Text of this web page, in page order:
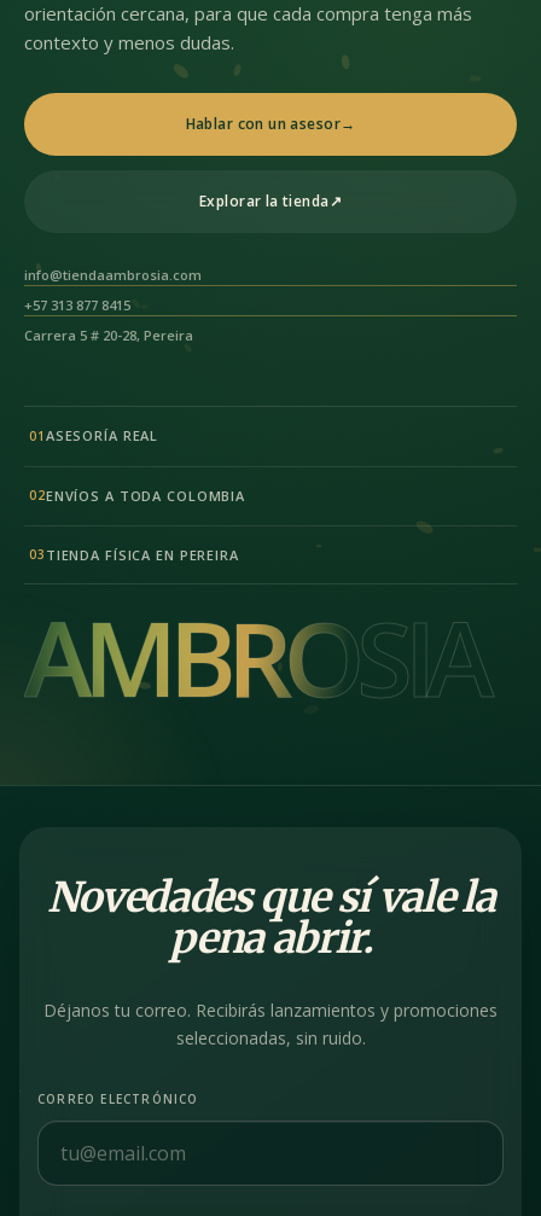
orientación cercana, para que cada compra tenga más
contexto y menos dudas.
Hablar con un asesor→
Explorar la tienda↗
info@tiendaambrosia.com
+57 313 877 8415
Carrera 5 # 20-28, Pereira
01 ASESORÍA REAL
02ENVÍOS A TODA COLOMBIA
03 TIENDA FÍSICA EN PEREIRA
AMBROSIA
AMBROSIA
Novedades que sí vale la
pena abrir.
Déjanos tu correo. Recibirás lanzamientos y promociones
seleccionadas, sin ruido.
CORREO ELECTRÓNICO